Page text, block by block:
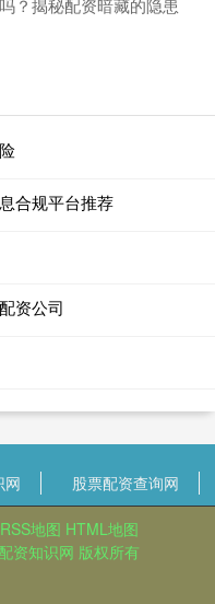
？揭秘配资暗藏的隐患
合规平台推荐
资公司
网 股票配资查询网
RSS地图 HTML地图
资知识网 版权所有